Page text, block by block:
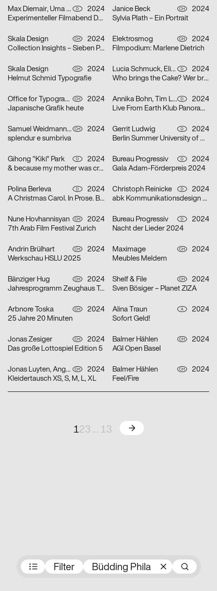
Preisträger:innen
Filter Büdding Phila
Max Diemair, Uma Grotrian-Steinweg D
2024
Experimenteller Filmabend Dunst
Janice Beck CH
2024
Sylvia Plath – Ein Portrait
Skala Design CH
2024
Collection Insights – Sieben Perspektiven
Elektrosmog CH
2024
Filmpodium: Marlene Dietrich
Skala Design CH
2024
Helmut Schmid Typografie
Lucia Schmuck, Elisabeth Thoma D
2024
Who brings the Cake? Wer bringt den Kuchen?
Office for Typography CH
2024
Japanische Grafik heute
Annika Bohn, Tim Lindacher, Johannes Schreiner, Nina Sticher D
2024
Live From Earth Klub Panorama Bar
Samuel Weidmann, Coralie Wipf CH
2024
splendur e sumbriva
Gerrit Ludwig D
2024
Berlin Summer University of Arts 2025
Gihong "Kiki" Park D
2024
& because my mother was crazy
Bureau Progressiv D
2024
Gala Adam-Förderpreis 2024
Polina Berleva D
2024
A Christmas Carol. In Prose. Being a Ghost Story of Christmas.
Christoph Reinicke D
2024
abk Kommunikationsdesign Workshops
Nune Hovhannisyan CH
2024
7th Arab Film Festival Zurich
Bureau Progressiv D
2024
Nacht der Lieder 2024
Andrin Brülhart CH
2024
Werkschau HSLU 2025
Maximage CH
2024
Meubles Meldem
Bänziger Hug CH
2024
Jahresprogramm Zeughaus Teufen 2024
Shelf & File CH
2024
Sven Bösiger – Planet ZIZA
Arbnore Toska CH
2024
25 Jahre 20 Minuten
Alina Traun A
2024
Sofort Geld!
Jonas Zesiger CH
2024
Das große Lottospiel Edition 5
Balmer Hählen CH
2024
AGI Open Basel
Jonas Luyten, Angel Zahner CH
2024
Kleidertausch XS, S, M, L, XL
Balmer Hählen CH
2024
Feel/Fire
123 … 13